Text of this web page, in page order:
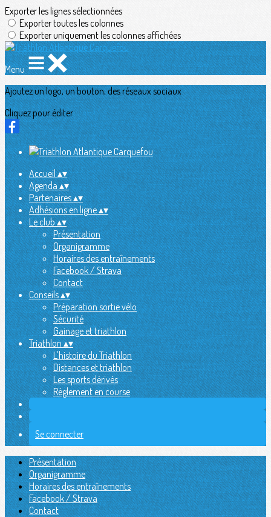
Exporter les lignes sélectionnées
Exporter toutes les colonnes
Exporter uniquement les colonnes affichées
Menu
Ajoutez un logo, un bouton, des réseaux sociaux
Cliquez pour éditer
Accueil▴▾
Agenda▴▾
Partenaires▴▾
Adhésions en ligne▴▾
Le club▴▾
Présentation
Organigramme
Horaires des entraînements
Facebook / Strava
Contact
Conseils▴▾
Préparation sortie vélo
Sécurité
Gainage et triathlon
Triathlon▴▾
L'histoire du Triathlon
Distances et triathlon
Les sports dérivés
Règlement en course
Se connecter
Présentation
Organigramme
Horaires des entraînements
Facebook / Strava
Contact